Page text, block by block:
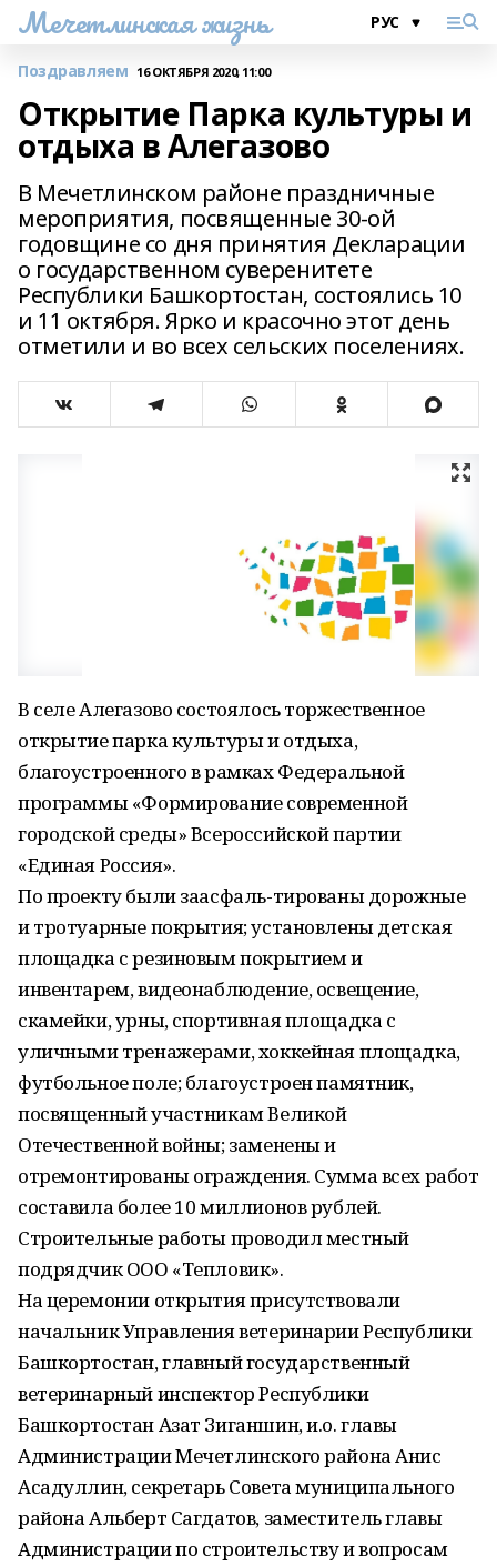
Мечетлинская жизнь
Поздравляем 16 ОКТЯБРЯ 2020, 11:00
Открытие Парка культуры и
отдыха в Алегазово
В Мечетлинском районе праздничные
мероприятия, посвященные 30-ой
годовщине со дня принятия Декларации
о государственном суверенитете
Республики Башкортостан, состоялись 10
и 11 октября. Ярко и красочно этот день
отметили и во всех сельских поселениях.
В селе Алегазово состоялось торжественное
открытие парка культуры и отдыха,
благоустроенного в рамках Федеральной
программы «Формирование современной
городской среды» Всероссийской партии
«Единая Россия».
По проекту были заасфаль-тированы дорожные
и тротуарные покрытия; установлены детская
площадка с резиновым покрытием и
инвентарем, видеонаблюдение, освещение,
скамейки, урны, спортивная площадка с
уличными тренажерами, хоккейная площадка,
футбольное поле; благоустроен памятник,
посвященный участникам Великой
Отечественной войны; заменены и
отремонтированы ограждения. Сумма всех работ
составила более 10 миллионов рублей.
Строительные работы проводил местный
подрядчик ООО «Тепловик».
На церемонии открытия присутствовали
начальник Управления ветеринарии Республики
Башкортостан, главный государственный
ветеринарный инспектор Республики
Башкортостан Азат Зиганшин, и.о. главы
Администрации Мечетлинского района Анис
Асадуллин, секретарь Совета муниципального
района Альберт Сагдатов, заместитель главы
Администрации по строительству и вопросам